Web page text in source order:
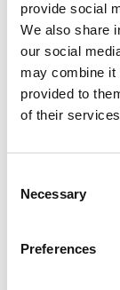
provide social
We also share
our social
may combine it
provided to
of their
Selection
Necessary
Preferences
Mehr als 10.000